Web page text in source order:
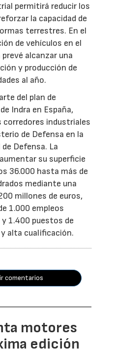
permitirá reducir los
la capacidad de
terrestres. En el
de vehículos en el
alcanzar una
y producción de
al año.
del plan de
Indra en España,
industriales
de Defensa en la
Defensa. La
su superficie
36.000 hasta más de
mediante una
millones de euros,
1.000 empleos
1.400 puestos de
alta cualificación.
comentarios
motores
edición